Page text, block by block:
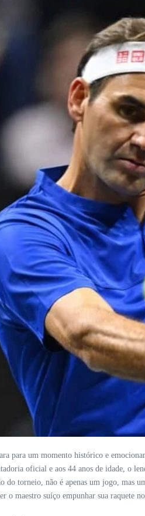
para um momento histórico e
oficial e aos 44 anos de idade, o
do torneio, não é apenas um jogo, mas
o maestro suíço empunhar sua raquete